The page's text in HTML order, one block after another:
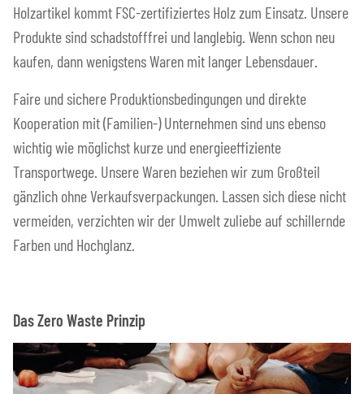
Holzartikel kommt FSC-zertifiziertes Holz zum Einsatz. Unsere
Produkte sind schadstofffrei und langlebig. Wenn schon neu
kaufen, dann wenigstens Waren mit langer Lebensdauer.
Faire und sichere Produktionsbedingungen und direkte
Kooperation mit (Familien-) Unternehmen sind uns ebenso
wichtig wie möglichst kurze und energieeffiziente
Transportwege. Unsere Waren beziehen wir zum Großteil
gänzlich ohne Verkaufsverpackungen. Lassen sich diese nicht
vermeiden, verzichten wir der Umwelt zuliebe auf schillernde
Farben und Hochglanz.
Das Zero Waste Prinzip